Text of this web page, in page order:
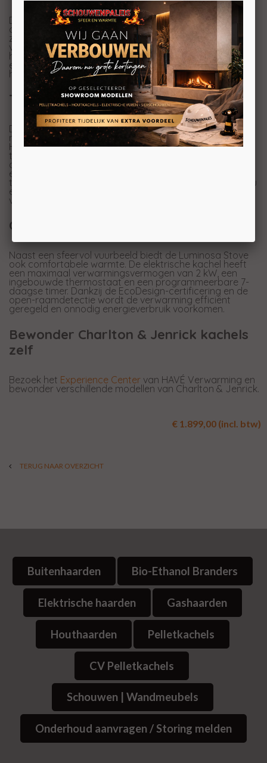
De Charlton & Jenrick Luminosa Stove is uitgerust met
de nieuwste Real Flame Technology. Deze technologie
zorgt voor een bijzonder scherp en realistisch
vlammenspel. Met keuze uit 16 vlambeelden, vijf
helderheidsniveaus en de My Flame-functie stelt u
eenvoudig Uw favoriete combinatie van vlammen en
houtblokken samen.
Tijdloos ontwerp en slimme bediening
De Luminosa Stove heeft een krachtig ontwerp waarin
moderne en klassieke elementen samen werken.
Hierdoor past de kachel zowel in een eigentijds als een
traditioneel interieur. Via de meegeleverde
afstandsbediening of de C&J Smart App bedient u
eenvoudig het vlammenspel, de verlichting, de
thermostaat en het optionele knispergeluid. Zo creëert u
een vuurbeeld dat volledig aansluit bij uw persoonlijke
voorkeur.
Comfortabele warmte
Naast een sfeervol vuurbeeld biedt de Luminosa Stove
ook comfortabele warmte. De elektrische kachel heeft
een maximaal verwarmingsvermogen van 2 kW, een
ingebouwde thermostaat en een programmeerbare 7-
daagse timer. Dankzij de EcoDesign-certificering en de
open-raamdetectie wordt de verwarming efficiënt
geregeld en onnodig energieverbruik voorkomen.
Bewonder Charlton & Jenrick kachels
zelf
Bezoek het Experience Center van HAVÉ Verwarming en
bewonder verschillende modellen van Charlton & Jenrick.
€ 1.899,00 (incl. btw)
TERUG NAAR OVERZICHT
Buitenhaarden Bio-Ethanol Branders
Elektrische haarden Gashaarden
Houthaarden Pelletkachels
CV Pelletkachels
Schouwen | Wandmeubels
Onderhoud aanvragen / Storing melden